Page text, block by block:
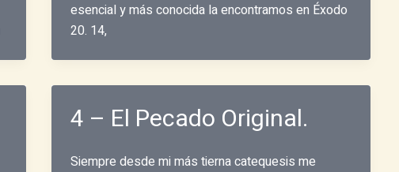
esencial y más conocida la encontramos en Éxodo
20. 14,
4 – El Pecado Original.
Siempre desde mi más tierna catequesis me